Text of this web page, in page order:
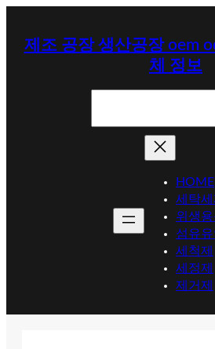
제조 공장 생산공장 oem
체 정보
HOME
세탁세
위생
섬유유
세척제
세정제
제거제